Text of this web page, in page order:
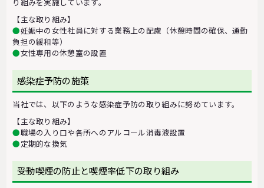
り組みを実施しています。
【主な取り組み】
●妊娠中の女性社員に対する業務上の配慮（休憩時間の確保、通勤
負担の緩和等）
●女性専用の休憩室の設置
感染症予防の施策
当社では、以下のような感染症予防の取り組みに努めています。
【主な取り組み】
●職場の入り口や各所へのアルコール消毒液設置
●定期的な換気
受動喫煙の防止と喫煙率低下の取り組み